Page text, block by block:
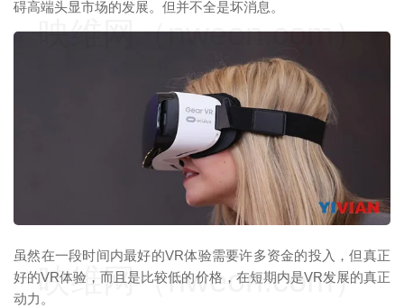
碍高端头显市场的发展。但并不全是坏消息。
虽然在一段时间内最好的VR体验需要许多资金的投入，但真正
好的VR体验，而且是比较低的价格，在短期内是VR发展的真正
动力。
映维网（nweon.com）
映维网（nweon.com）